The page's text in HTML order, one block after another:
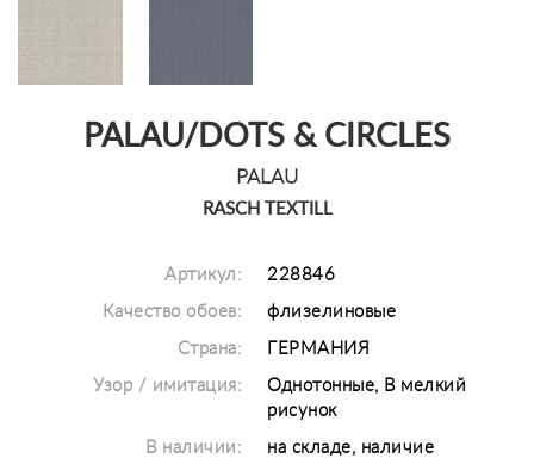
PALAU/DOTS & CIRCLES
PALAU
RASCH TEXTILL
Артикул: 228846
Качество обоев: флизелиновые
Страна: ГЕРМАНИЯ
Узор / имитация:
Однотонные, В мелкий
рисунок
В наличии:
на складе, наличие